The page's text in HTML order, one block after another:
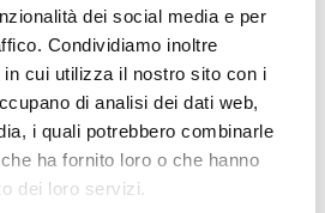
dei social media e per
Condividiamo inoltre
cui utilizza il nostro sito con i
di analisi dei dati web,
i quali potrebbero combinarle
ha fornito loro o che hanno
dei loro servizi.